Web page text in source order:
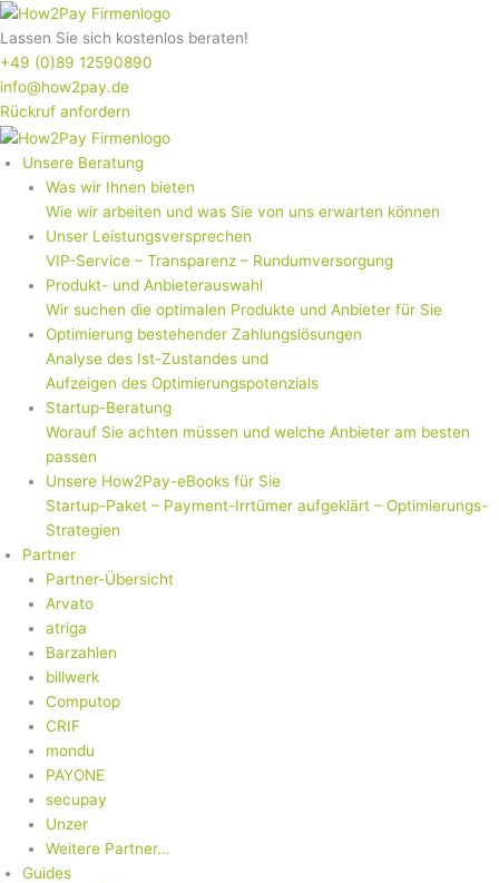
Zum
Inhalt
springen
Lassen Sie sich kostenlos beraten!
+49 (0)89 12590890
info@how2pay.de
Rückruf anfordern
Unsere Beratung
Was wir Ihnen bieten
Wie wir arbeiten und was Sie von uns erwarten können
Unser Leistungsversprechen
VIP-Service – Transparenz – Rundumversorgung
Produkt- und Anbieterauswahl
Wir suchen die optimalen Produkte und Anbieter für Sie
Optimierung bestehender Zahlungslösungen
Analyse des Ist-Zustandes und
Aufzeigen des Optimierungspotenzials
Startup-Beratung
Worauf Sie achten müssen und welche Anbieter am besten
passen
Unsere How2Pay-eBooks für Sie
Startup-Paket – Payment-Irrtümer aufgeklärt – Optimierungs-
Strategien
Partner
Partner-Übersicht
Arvato
atriga
Barzahlen
billwerk
Computop
CRIF
mondu
PAYONE
secupay
Unzer
Weitere Partner…
Guides